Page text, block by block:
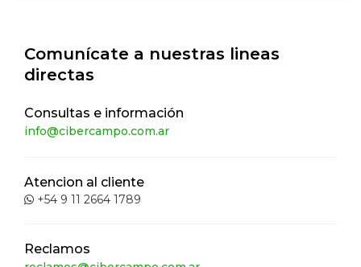
Comunícate a nuestras lineas
directas
Consultas e información
info@cibercampo.com.ar
Atencion al cliente
+54 9 11 2664 1789
Reclamos